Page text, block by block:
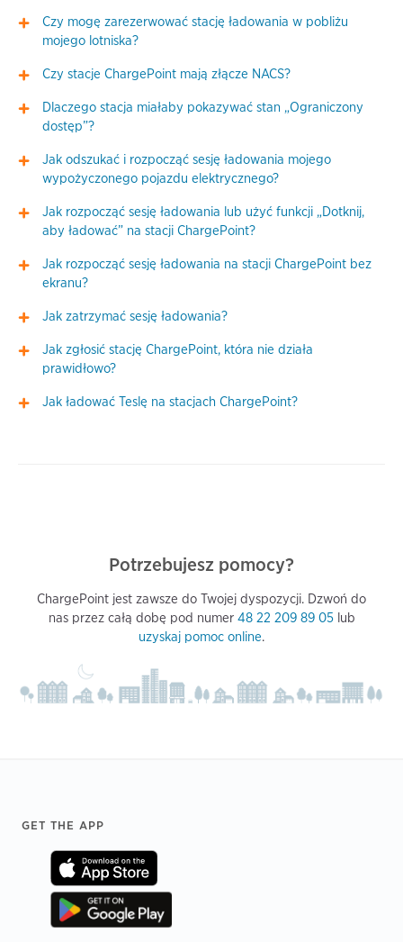
Czy mogę zarezerwować stację ładowania w pobliżu
mojego lotniska?
Czy stacje ChargePoint mają złącze NACS?
Dlaczego stacja miałaby pokazywać stan „Ograniczony
dostęp”?
Jak odszukać i rozpocząć sesję ładowania mojego
wypożyczonego pojazdu elektrycznego?
Jak rozpocząć sesję ładowania lub użyć funkcji „Dotknij,
aby ładować” na stacji ChargePoint?
Jak rozpocząć sesję ładowania na stacji ChargePoint bez
ekranu?
Jak zatrzymać sesję ładowania?
Jak zgłosić stację ChargePoint, która nie działa
prawidłowo?
Jak ładować Teslę na stacjach ChargePoint?
Potrzebujesz pomocy?
ChargePoint jest zawsze do Twojej dyspozycji. Dzwoń do
nas przez całą dobę pod numer 48 22 209 89 05lub
uzyskaj pomoc online.
Footer
GET THE APP